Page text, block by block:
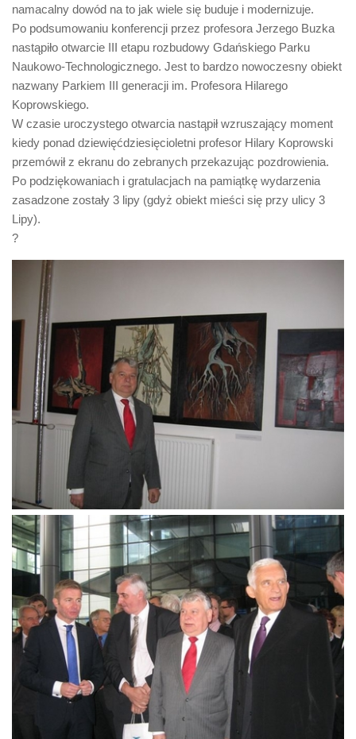
namacalny dowód na to jak wiele się buduje i modernizuje.
Po podsumowaniu konferencji przez profesora Jerzego Buzka
nastąpiło otwarcie III etapu rozbudowy Gdańskiego Parku
Naukowo-Technologicznego. Jest to bardzo nowoczesny obiekt
nazwany Parkiem III generacji im. Profesora Hilarego
Koprowskiego.
W czasie uroczystego otwarcia nastąpił wzruszający moment
kiedy ponad dziewięćdziesięcioletni profesor Hilary Koprowski
przemówił z ekranu do zebranych przekazując pozdrowienia.
Po podziękowaniach i gratulacjach na pamiątkę wydarzenia
zasadzone zostały 3 lipy (gdyż obiekt mieści się przy ulicy 3
Lipy).
?